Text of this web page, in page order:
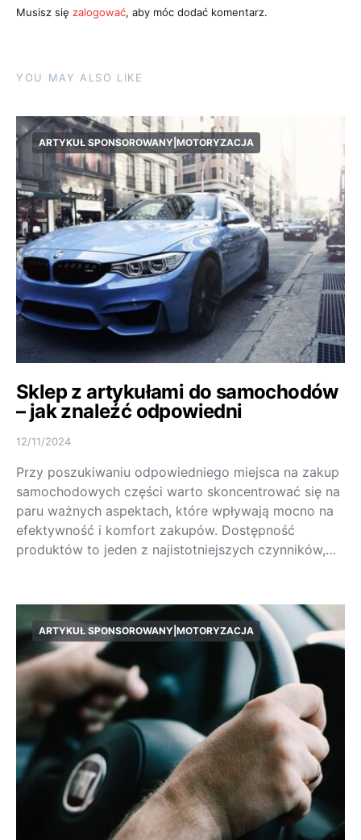
Musisz się zalogować, aby móc dodać komentarz.
YOU MAY ALSO LIKE
ARTYKUŁ SPONSOROWANY|MOTORYZACJA
Sklep z artykułami do samochodów
– jak znaleźć odpowiedni
12/11/2024
Przy poszukiwaniu odpowiedniego miejsca na zakup
samochodowych części warto skoncentrować się na
paru ważnych aspektach, które wpływają mocno na
efektywność i komfort zakupów. Dostępność
produktów to jeden z najistotniejszych czynników,…
ARTYKUŁ SPONSOROWANY|MOTORYZACJA